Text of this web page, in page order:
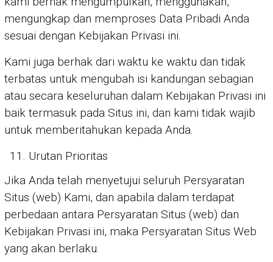
mengungkap dan memproses Data Pribadi Anda
sesuai dengan Kebijakan Privasi ini.
Kami juga berhak dari waktu ke waktu dan tidak
terbatas untuk mengubah isi kandungan sebagian
atau secara keseluruhan dalam Kebijakan Privasi ini
baik termasuk pada Situs ini, dan kami tidak wajib
untuk memberitahukan kepada Anda.
Urutan Prioritas
Jika Anda telah menyetujui seluruh Persyaratan
Situs (web) Kami, dan apabila dalam terdapat
perbedaan antara Persyaratan Situs (web) dan
Kebijakan Privasi ini, maka Persyaratan Situs Web
yang akan berlaku.